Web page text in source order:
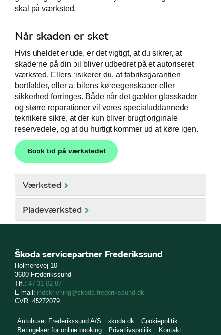
skal på værksted.
Når skaden er sket
Hvis uheldet er ude, er det vigtigt, at du sikrer, at
skaderne på din bil bliver udbedret på et autoriseret
værksted. Ellers risikerer du, at fabriksgarantien
bortfalder, eller at bilens køreegenskaber eller
sikkerhed forringes. Både når det gælder glasskader
og større reparationer vil vores specialuddannede
teknikere sikre, at der kun bliver brugt originale
reservedele, og at du hurtigt kommer ud at køre igen.
Book tid på værkstedet
Værksted
Pladeværksted
Škoda servicepartner Frederikssund
Holmensvej 10
3600 Frederikssund
Tlf.: 47 31 02 87
E-mail: indskrivning@skoda-frederikssund.dk
CVR: 45272079
Autohuset Frederikssund A/S skoda.dk
Cookiepolitik
Betingelser for online booking
Privatlivspolitik Kontakt